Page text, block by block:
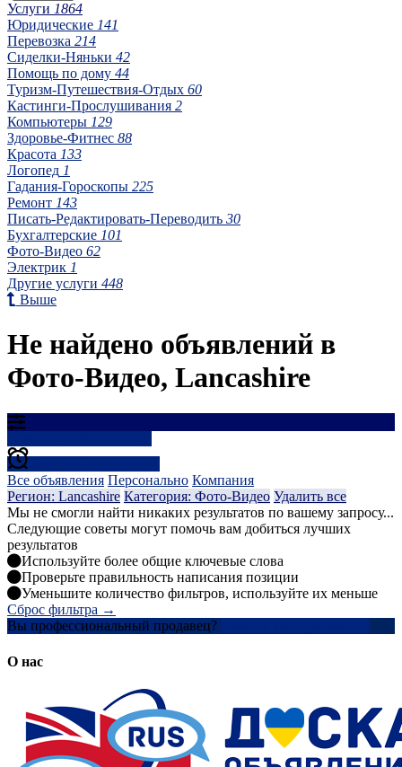
Услуги 1864
Юридические 141
Перевозка 214
Сиделки-Няньки 42
Помощь по дому 44
Туризм-Путешествия-Отдых 60
Кастинги-Прослушивания 2
Компьютеры 129
Здоровье-Фитнес 88
Красота 133
Логопед 1
Гадания-Гороскопы 225
Ремонт 143
Писать-Редактировать-Переводить 30
Бухгалтерские 101
Фото-Видео 62
Электрик 1
Другие услуги 448
Выше
Не найдено объявлений в
Фото-Видео, Lancashire
Все объявления Персонально Компания
Регион: Lancashire Категория: Фото-Видео Удалить все
Мы не смогли найти никаких результатов по вашему запросу...
Следующие советы могут помочь вам добиться лучших
результатов
Используйте более общие ключевые слова
Проверьте правильность написания позиции
Уменьшите количество фильтров, используйте их меньше
Сброс фильтра →
Вы профессиональный продавец?
О нас